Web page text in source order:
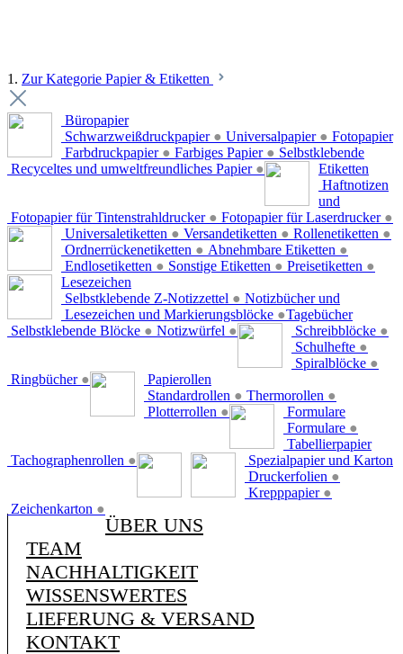
1. Zur Kategorie Papier & Etiketten
Büropapier
Schwarzweißdruckpapier ● Universalpapier ●
Farbdruckpapier ● Farbiges Papier ●
Recyceltes und umweltfreundliches Papier ●
Fotopapier
Fotopapier für Tintenstrahldrucker ● Fotopapier für Laserdrucker ●
Selbstklebende
Etiketten
Universaletiketten ● Versandetiketten ● Rollenetiketten ●
Ordnerrückenetiketten ● Abnehmbare Etiketten ●
Endlosetiketten ● Sonstige Etiketten ● Preisetiketten ●
Haftnotizen
und
Lesezeichen
Selbstklebende Z-Notizzettel ●
Lesezeichen und Markierungsblöcke ●
Selbstklebende Blöcke ● Notizwürfel ●
Notizbücher und
Tagebücher
Schreibblöcke ●
Schulhefte ●
Spiralblöcke ●
Ringbücher ●
Papierollen
Standardrollen ● Thermorollen ●
Plotterrollen ●
Formulare
Formulare ●
Tachographenrollen ●
Tabellierpapier
Spezialpapier und Karton
Druckerfolien ●
Krepppapier ●
Zeichenkarton ●
ÜBER UNS
TEAM
NACHHALTIGKEIT
WISSENSWERTES
LIEFERUNG & VERSAND
KONTAKT